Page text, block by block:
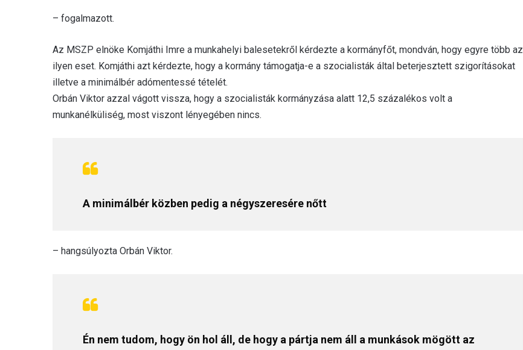
– fogalmazott.
Az MSZP elnöke Komjáthi Imre a munkahelyi balesetekről kérdezte a kormányfőt, mondván, hogy egyre több az
ilyen eset. Komjáthi azt kérdezte, hogy a kormány támogatja-e a szocialisták által beterjesztett szigorításokat
illetve a minimálbér adómentessé tételét.
Orbán Viktor azzal vágott vissza, hogy a szocialisták kormányzása alatt 12,5 százalékos volt a
munkanélküliség, most viszont lényegében nincs.
A minimálbér közben pedig a négyszeresére nőtt
– hangsúlyozta Orbán Viktor.
Én nem tudom, hogy ön hol áll, de hogy a pártja nem áll a munkások mögött az